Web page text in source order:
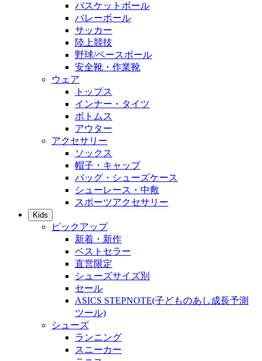
バスケットボール
バレーボール
サッカー
陸上競技
野球/ベースボール
安全靴・作業靴
ウェア
トップス
インナー・タイツ
ボトムス
アウター
アクセサリー
ソックス
帽子・キャップ
バッグ・シューズケース
シューレース・中敷
スポーツアクセサリー
Kids
ピックアップ
新着・新作
ベストセラー
直営限定
シューズサイズ別
セール
ASICS STEPNOTE(子どものあし成長予測
ツール)
シューズ
ランニング
スニーカー